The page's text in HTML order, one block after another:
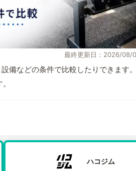
最終更新日：2026/08/
備などの条件で比較したりできます
ハコジム